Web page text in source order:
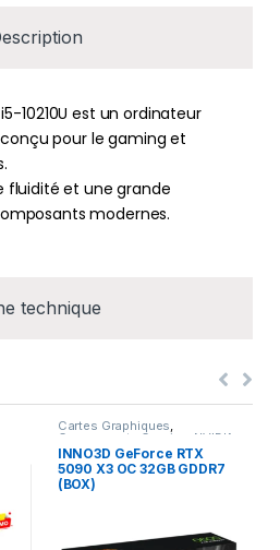
technique
10210U est un ordinateur
pour le gaming et
fluidité et une grande
modernes.
Cartes Graphiques,
Composants Gaming NVIDIA
INNO3D GeForce RTX
5090 X3 OC 32GB GDDR7
(BOX)